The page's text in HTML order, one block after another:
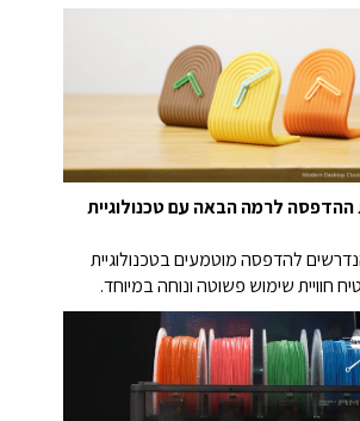
ההדפסה לרמה הבאה עם טכנולוגיית
להדפסה מוטמעים בטכנולוגיית